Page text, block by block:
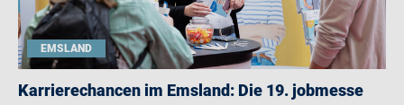
EMSLAND
Karrierechancen im Emsland: Die 19. jobmesse